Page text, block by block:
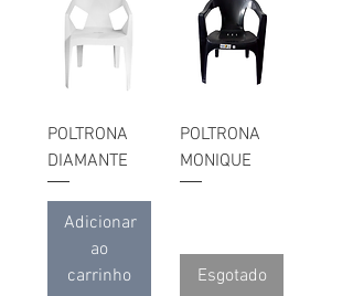
POLTRONA
DIAMANTE
Adicionar
ao
carrinho
POLTRONA
MONIQUE
Esgotado